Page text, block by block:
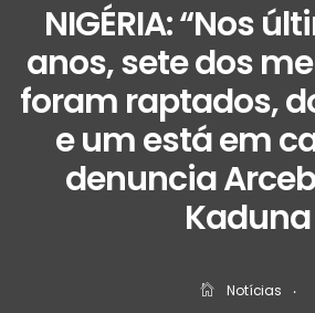
NIGÉRIA: “Nos
anos, sete dos
foram raptados,
e um está em
denuncia
Kaduna
Notícias ‧